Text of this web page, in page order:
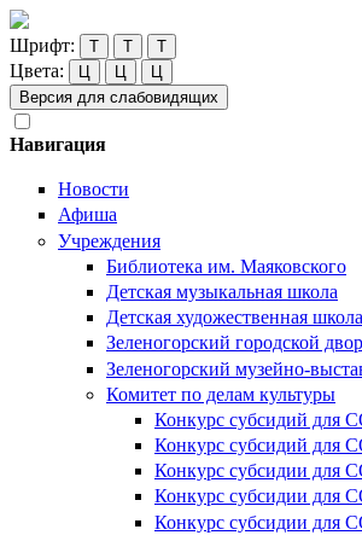
Шрифт: Т Т Т
Цвета: Ц Ц
Ц
Версия для слабовидящих
Навигация
Новости
Афиша
Учреждения
Библиотека им. Маяковского
Детская музыкальная школа
Детская художественная школа
Зеленогорский городской
Зеленогорский музейно-
Комитет по делам культуры
Конкурс субсидий для
Конкурс субсидий для
Конкурс субсидии для
Конкурс субсидии для
Конкурс субсидии для